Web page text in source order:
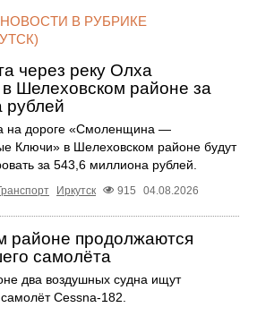
В РУБРИКЕ
через реку Олха
Шелеховском районе за
рублей
на дороге «Смоленщина —
Ключи» в Шелеховском районе будут
за 543,6 миллиона рублей.
Иркутск 915 04.08.2026
районе продолжаются
самолёта
два воздушных судна ищут
Cessna‑182.